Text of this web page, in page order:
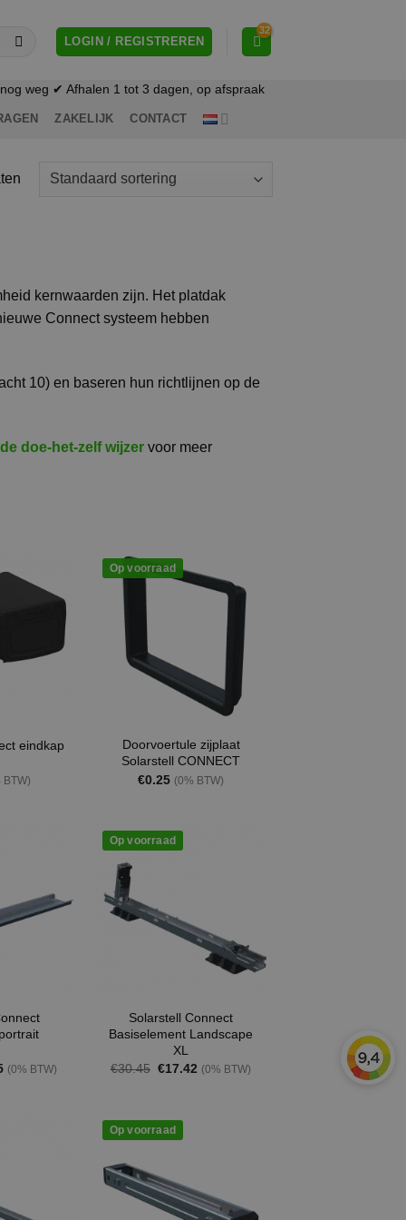
LOGIN / REGISTREREN
weg ✔ Afhalen 1 tot 3 dagen, op afspraak
ZAKELIJK CONTACT
kernwaarden zijn. Het platdak
Connect systeem hebben
10) en baseren hun richtlijnen op de
de doe-het-zelf wijzer voor meer
eindkap
BTW)
Op voorraad
Doorvoertule zijplaat
Solarstell CONNECT
€0.25 (0% BTW)
Prijsklasse:
(0% BTW)
Op voorraad
Solarstell Connect
Basiselement Landscape
XL
€30.45 Oorspronkelijke
€17.42 Huidige
(0% BTW)
Op voorraad